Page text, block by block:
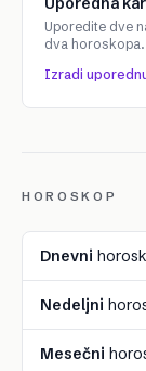
Uporedite dve
dva horoskopa.
Izradi
HOROSKOP
Dnevni
Nedeljni
Mesečni